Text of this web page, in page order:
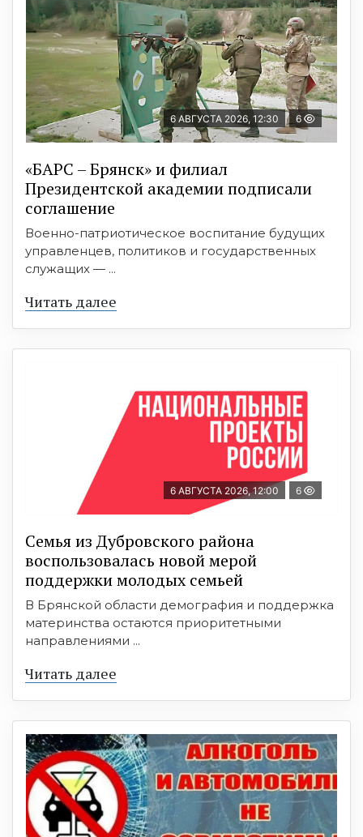
6 АВГУСТА 2026, 12:30 6
«БАРС – Брянск» и филиал
Президентской академии подписали
соглашение
Военно-патриотическое воспитание будущих
управленцев, политиков и государственных
служащих — ...
Читать далее
6 АВГУСТА 2026, 12:00 6
Семья из Дубровского района
воспользовалась новой мерой
поддержки молодых семьей
В Брянской области демография и поддержка
материнства остаются приоритетными
направлениями ...
Читать далее